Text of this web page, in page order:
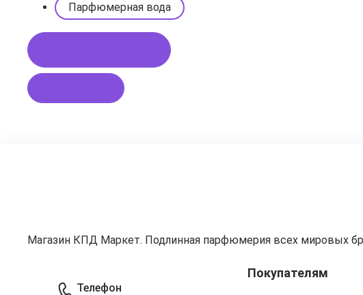
Парфюмерная вода
Магазин КПД Маркет. Подлинная парфюмерия всех мировых
Покупателям
Телефон